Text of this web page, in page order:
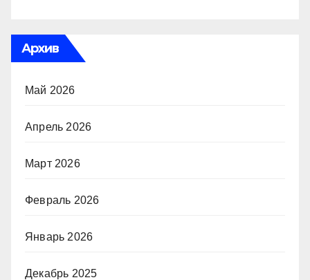
Архив
Май 2026
Апрель 2026
Март 2026
Февраль 2026
Январь 2026
Декабрь 2025